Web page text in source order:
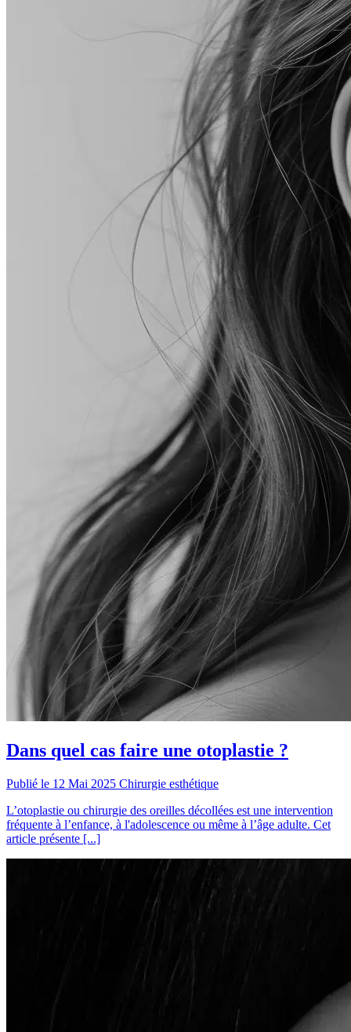
Dans quel cas faire une otoplastie ?
Publié le 12 Mai 2025 Chirurgie esthétique
L’otoplastie ou chirurgie des oreilles décollées est une intervention
fréquente à l’enfance, à l'adolescence ou même à l’âge adulte. Cet
article présente [...]